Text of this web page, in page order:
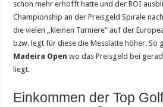
schon mehr erhofft hatte und der ROI
Championship an der Preisgeld Spirale
die vielen „kleinen Turniere“ auf der
bzw. legt für diese die Messlatte höher. So
Madeira Open wo das Preisgeld bei
liegt.
Einkommen der Top